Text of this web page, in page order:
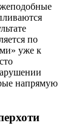
по
уже к
напрямую